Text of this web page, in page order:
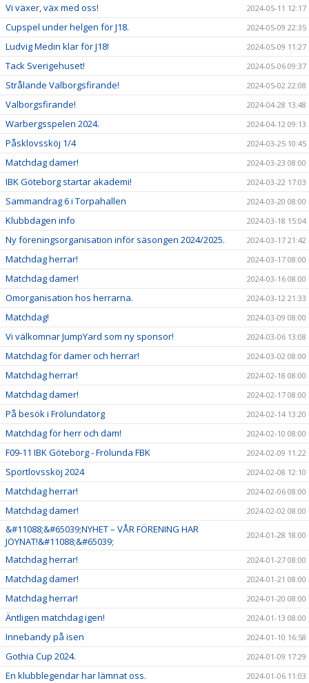
Vi växer, väx med oss! 2024-05-11 12:17
Cupspel under helgen för J18. 2024-05-09 22:35
Ludvig Medin klar för J18! 2024-05-09 11:27
Tack Sverigehuset! 2024-05-06 09:37
Strålande Valborgsfirande! 2024-05-02 22:08
Valborgsfirande! 2024-04-28 13:48
Warbergsspelen 2024. 2024-04-12 09:13
Påsklovssköj 1/4 2024-03-25 10:45
Matchdag damer! 2024-03-23 08:00
IBK Göteborg startar akademi! 2024-03-22 17:03
Sammandrag 6 i Torpahallen 2024-03-20 08:00
Klubbdagen info 2024-03-18 15:04
Ny föreningsorganisation inför säsongen 2024/2025. 2024-03-17 21:42
Matchdag herrar! 2024-03-17 08:00
Matchdag damer! 2024-03-16 08:00
Omorganisation hos herrarna. 2024-03-12 21:33
Matchdag! 2024-03-09 08:00
Vi välkomnar JumpYard som ny sponsor! 2024-03-06 13:08
Matchdag för damer och herrar! 2024-03-02 08:00
Matchdag herrar! 2024-02-18 08:00
Matchdag damer! 2024-02-17 08:00
På besök i Frölundatorg 2024-02-14 13:20
Matchdag för herr och dam! 2024-02-10 08:00
F09-11 IBK Göteborg - Frölunda FBK 2024-02-09 11:22
Sportlovssköj 2024 2024-02-08 12:10
Matchdag herrar! 2024-02-06 08:00
Matchdag damer! 2024-02-02 08:00
&#11088;&#65039;NYHET – VÅR FÖRENING HAR
JOYNAT!&#11088;&#65039;
2024-01-28 18:00
Matchdag herrar! 2024-01-27 08:00
Matchdag damer! 2024-01-21 08:00
Matchdag herrar! 2024-01-20 08:00
Äntligen matchdag igen! 2024-01-13 08:00
Innebandy på isen 2024-01-10 16:58
Gothia Cup 2024. 2024-01-09 17:29
En klubblegendar har lämnat oss. 2024-01-06 11:03